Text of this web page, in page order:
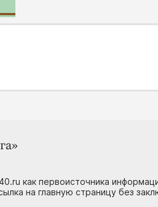
как первоисточника
на главную страницу без